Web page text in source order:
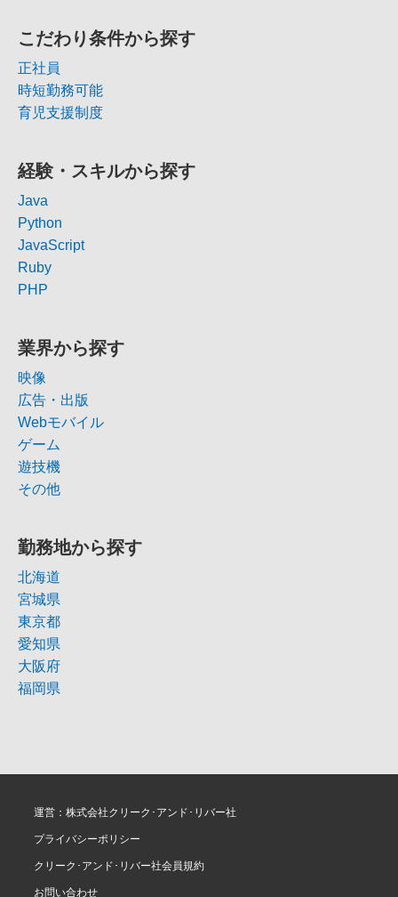
こだわり条件から探す
正社員
時短勤務可能
育児支援制度
経験・スキルから探す
Java
Python
JavaScript
Ruby
PHP
業界から探す
映像
広告・出版
Webモバイル
ゲーム
遊技機
その他
勤務地から探す
北海道
宮城県
東京都
愛知県
大阪府
福岡県
運営：株式会社クリーク･アンド･リバー社
プライバシーポリシー
クリーク･アンド･リバー社会員規約
お問い合わせ